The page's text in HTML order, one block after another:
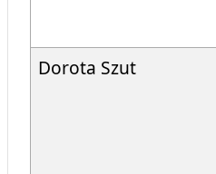
Dorota Szut